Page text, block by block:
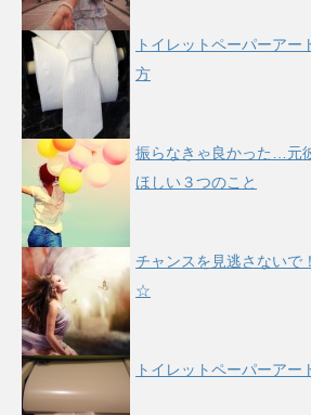
トイレットペーパーアー
方
振らなきゃ良かった…元
ほしい３つのこと
チャンスを見逃さないで
☆
トイレットペーパーア